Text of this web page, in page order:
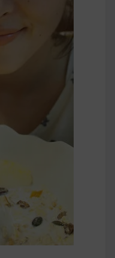
指南，讓你一次搞
要再被這些問題困擾